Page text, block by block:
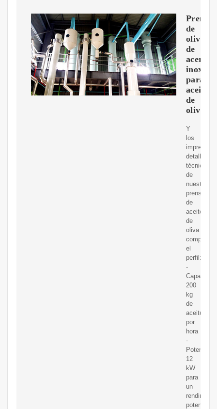
Prensas
de
oliva
de
acero
para
aceite
de
oliva
Y
los
detalles
técnicos
de
nuestra
prensa
de
aceite
de
oliva
completan
el
perfil:
-
Capacidad:
200
kg
de
aceitunas
por
hora
-
Potencia:
12
kW
para
un
potente